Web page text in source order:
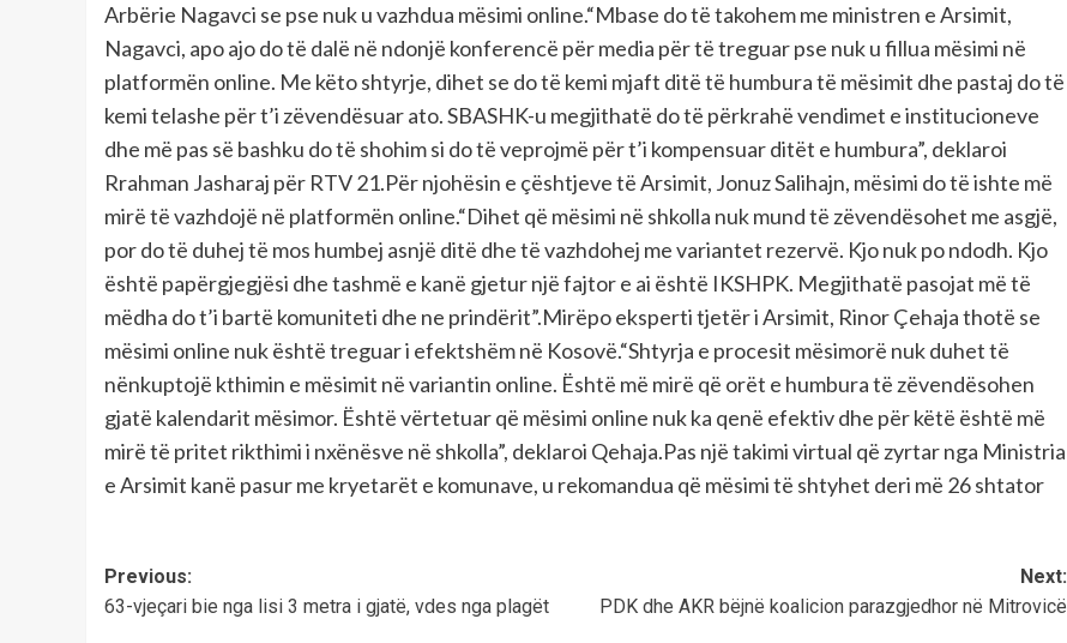
Arbërie Nagavci se pse nuk u vazhdua mësimi online.“Mbase do të takohem me ministren e Arsimit,
Nagavci, apo ajo do të dalë në ndonjë konferencë për media për të treguar pse nuk u fillua mësimi në
platformën online. Me këto shtyrje, dihet se do të kemi mjaft ditë të humbura të mësimit dhe pastaj do të
kemi telashe për t’i zëvendësuar ato. SBASHK-u megjithatë do të përkrahë vendimet e institucioneve
dhe më pas së bashku do të shohim si do të veprojmë për t’i kompensuar ditët e humbura”, deklaroi
Rrahman Jasharaj për RTV 21.Për njohësin e çështjeve të Arsimit, Jonuz Salihajn, mësimi do të ishte më
mirë të vazhdojë në platformën online.“Dihet që mësimi në shkolla nuk mund të zëvendësohet me asgjë,
por do të duhej të mos humbej asnjë ditë dhe të vazhdohej me variantet rezervë. Kjo nuk po ndodh. Kjo
është papërgjegjësi dhe tashmë e kanë gjetur një fajtor e ai është IKSHPK. Megjithatë pasojat më të
mëdha do t’i bartë komuniteti dhe ne prindërit”.Mirëpo eksperti tjetër i Arsimit, Rinor Çehaja thotë se
mësimi online nuk është treguar i efektshëm në Kosovë.“Shtyrja e procesit mësimorë nuk duhet të
nënkuptojë kthimin e mësimit në variantin online. Është më mirë që orët e humbura të zëvendësohen
gjatë kalendarit mësimor. Është vërtetuar që mësimi online nuk ka qenë efektiv dhe për këtë është më
mirë të pritet rikthimi i nxënësve në shkolla”, deklaroi Qehaja.Pas një takimi virtual që zyrtar nga Ministria
e Arsimit kanë pasur me kryetarët e komunave, u rekomandua që mësimi të shtyhet deri më 26 shtator
Post
navigation
Previous:
63-vjeçari bie nga lisi 3 metra i gjatë, vdes nga plagët
Next:
PDK dhe AKR bëjnë koalicion parazgjedhor në Mitrovicë